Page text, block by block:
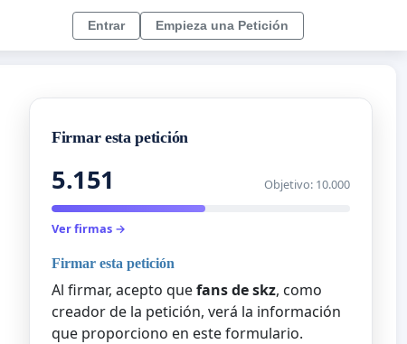
Entrar Empieza una Petición
Firmar esta petición
5.151 Objetivo: 10.000
Ver firmas →
Firmar esta petición
Al firmar, acepto quefans de skz, como
creador de la petición, verá la información
que proporciono en este formulario.